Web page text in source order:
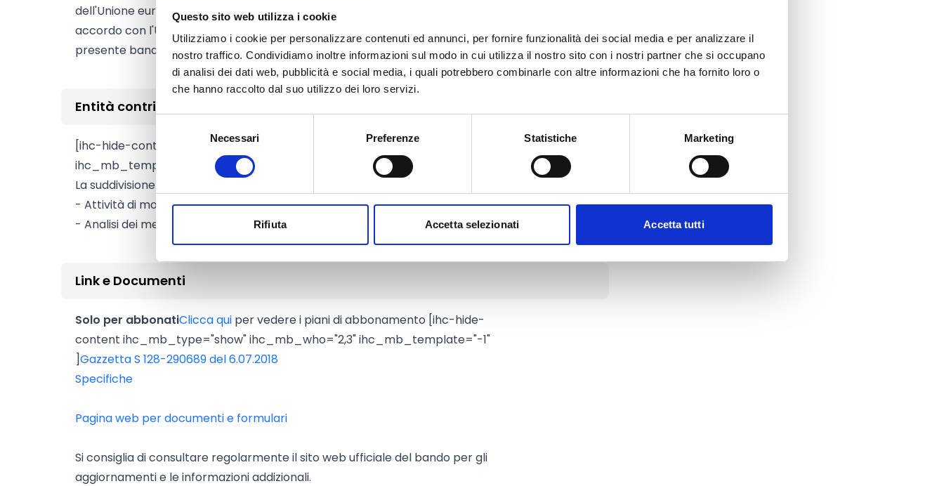
Questo sito web utilizza i cookie
Utilizziamo i cookie per personalizzare contenuti ed annunci, per fornire funzionalità dei social media e per analizzare il
nostro traffico. Condividiamo inoltre informazioni sul modo in cui utilizza il nostro sito con i nostri partner che si occupano
di analisi dei dati web, pubblicità e social media, i quali potrebbero combinarle con altre informazioni che ha fornito loro o
che hanno raccolto dal suo utilizzo dei loro servizi.
Necessari Preferenze Statistiche Marketing
Rifiuta Accetta selezionati Accetta tutti
dell'Unione europea e di un paese terzo che ha concluso uno specifico
accordo con l'Unione europea che dà loro accesso al contratto oggetto del
presente bando di gara e alle condizioni previste da tale accordo.
Entità contributo
[ihc-hide-content ihc_mb_type="show" ihc_mb_who="2,3"
ihc_mb_template="-1" ]Valore, IVA esclusa: 600 000 EUR
La suddivisione del budget tra le attività è:
- Attività di monitoraggio dei media fino a 450.000 EUR.
- Analisi dei media fino a 150.000 EUR.
Link e Documenti
Solo per abbonatiClicca qui per vedere i piani di abbonamento [ihc-hide-
content ihc_mb_type="show" ihc_mb_who="2,3" ihc_mb_template="-1"
]Gazzetta S 128-290689 del 6.07.2018
Specifiche
Pagina web per documenti e formulari
Si consiglia di consultare regolarmente il sito web ufficiale del bando per gli
aggiornamenti e le informazioni addizionali.